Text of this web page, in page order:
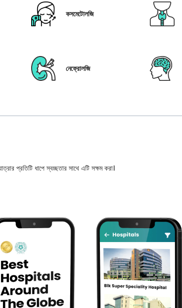
কসমেটোলজি
নেফ্রোলজি
প্রতিটি ধাপে স্বচ্ছতার সাথে এটি সক্ষম করা।